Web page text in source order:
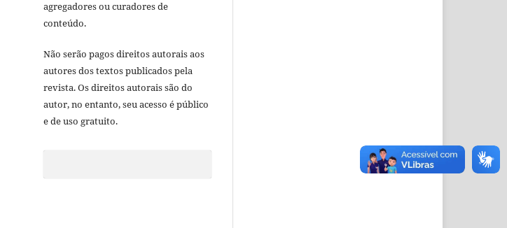
agregadores ou curadores de
conteúdo.
Não serão pagos direitos autorais aos
autores dos textos publicados pela
revista. Os direitos autorais são do
autor, no entanto, seu acesso é público
e de uso gratuito.